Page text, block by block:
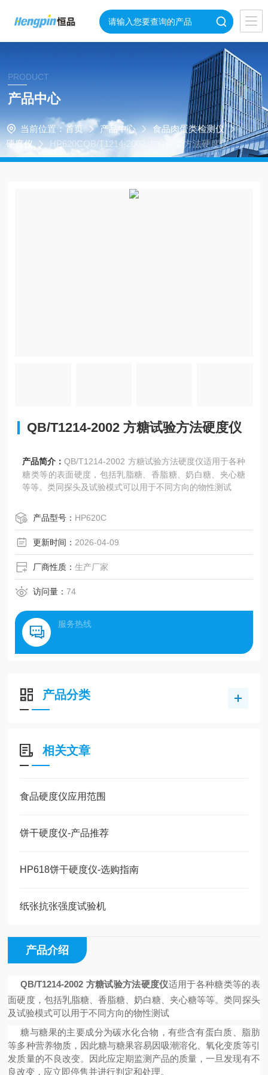
PRODUCT
产品中心
当前位置： 首页 产品中心
食品肉蛋类检测仪
硬度仪
HP620CQB/T1214-2002 方糖试验方法硬度仪
QB/T1214-2002 方糖试验方法硬度仪
产品简介：QB/T1214-2002 方糖试验方法硬度仪适用于各种
糖类等的表面硬度，包括乳脂糖、香脂糖、奶白糖、夹心糖
等等。类同探头及试验模式可以用于不同方向的物性测试
产品型号： HP620C
更新时间： 2026-04-09
厂商性质：生产厂家
访问量：74
服务热线
产品分类
相关文章
食品硬度仪应用范围
饼干硬度仪-产品推荐
HP618饼干硬度仪-选购指南
纸张抗张强度试验机
产品介绍
QB/T1214-2002 方糖试验方法硬度仪适用于各种糖类等的表
面硬度，包括乳脂糖、香脂糖、奶白糖、夹心糖等等。类同探头
及试验模式可以用于不同方向的物性测试
糖与糖果的主要成分为碳水化合物，有些含有蛋白质、脂肪
等多种营养物质，因此糖与糖果容易因吸潮溶化、氧化变质等引
发质量的不良改变。因此应定期监测产品的质量，一旦发现有不
良改变，应立即停售并进行判定和处理。